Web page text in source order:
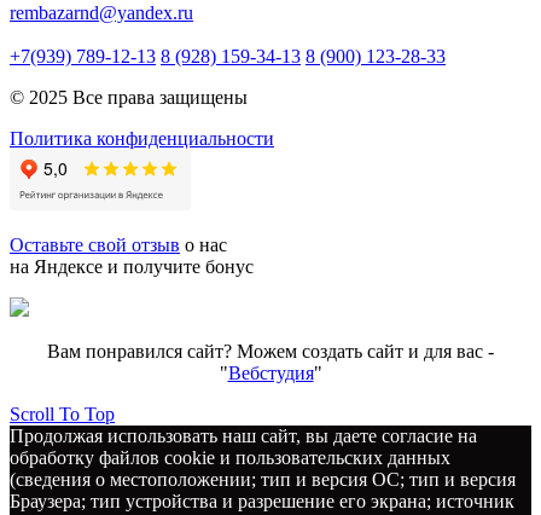
rembazarnd@yandex.ru
+7(939) 789-12-13 8 (928) 159-34-13 8 (900) 123-28-33
© 2025 Все права защищены
Политика конфиденциальности
Оставьте свой отзыв о нас
на Яндексе и получите бонус
Вам понравился сайт? Можем создать сайт и для вас -
"Вебстудия"
Scroll To Top
Продолжая использовать наш сайт, вы даете согласие на
обработку файлов cookie и пользовательских данных
(сведения о местоположении; тип и версия ОС; тип и версия
Браузера; тип устройства и разрешение его экрана; источник